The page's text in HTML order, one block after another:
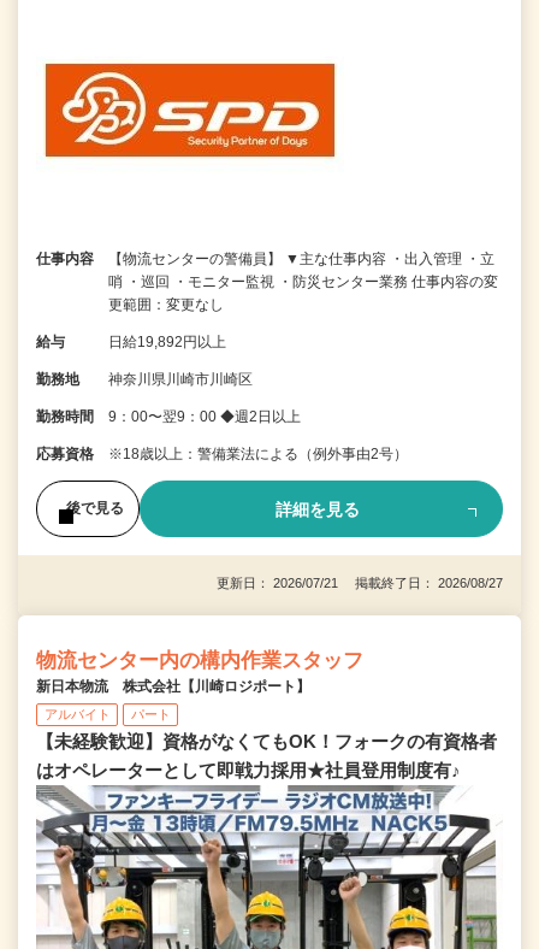
仕事内容
【物流センターの警備員】 ▼主な仕事内容 ・出入管理 ・立
哨 ・巡回 ・モニター監視 ・防災センター業務 仕事内容の変
更範囲：変更なし
給与 日給19,892円以上
勤務地 神奈川県川崎市川崎区
勤務時間 9：00〜翌9：00 ◆週2日以上
応募資格 ※18歳以上：警備業法による（例外事由2号）
後で見る 詳細を見る
更新日： 2026/07/21 掲載終了日： 2026/08/27
物流センター内の構内作業スタッフ
新日本物流 株式会社【川崎ロジポート】
アルバイト パート
【未経験歓迎】資格がなくてもOK！フォークの有資格者
はオペレーターとして即戦力採用★社員登用制度有♪